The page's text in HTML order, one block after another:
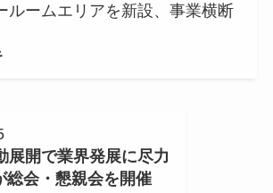
ルームエリアを新設、事業横断
展開で業界発展に尽力
総会・懇親会を開催